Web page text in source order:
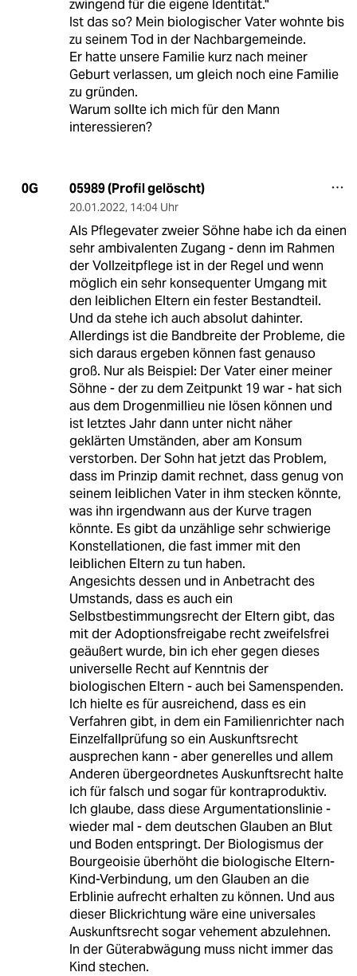
zwingend für die eigene Identität."
Ist das so? Mein biologischer Vater wohnte bis
zu seinem Tod in der Nachbargemeinde.
Er hatte unsere Familie kurz nach meiner
Geburt verlassen, um gleich noch eine Familie
zu gründen.
Warum sollte ich mich für den Mann
interessieren?
0G 05989 (Profil gelöscht)
20.01.2022, 14:04 Uhr
Als Pflegevater zweier Söhne habe ich da einen
sehr ambivalenten Zugang - denn im Rahmen
der Vollzeitpflege ist in der Regel und wenn
möglich ein sehr konsequenter Umgang mit
den leiblichen Eltern ein fester Bestandteil.
Und da stehe ich auch absolut dahinter.
Allerdings ist die Bandbreite der Probleme, die
sich daraus ergeben können fast genauso
groß. Nur als Beispiel: Der Vater einer meiner
Söhne - der zu dem Zeitpunkt 19 war - hat sich
aus dem Drogenmillieu nie lösen können und
ist letztes Jahr dann unter nicht näher
geklärten Umständen, aber am Konsum
verstorben. Der Sohn hat jetzt das Problem,
dass im Prinzip damit rechnet, dass genug von
seinem leiblichen Vater in ihm stecken könnte,
was ihn irgendwann aus der Kurve tragen
könnte. Es gibt da unzählige sehr schwierige
Konstellationen, die fast immer mit den
leiblichen Eltern zu tun haben.
Angesichts dessen und in Anbetracht des
Umstands, dass es auch ein
Selbstbestimmungsrecht der Eltern gibt, das
mit der Adoptionsfreigabe recht zweifelsfrei
geäußert wurde, bin ich eher gegen dieses
universelle Recht auf Kenntnis der
biologischen Eltern - auch bei Samenspenden.
Ich hielte es für ausreichend, dass es ein
Verfahren gibt, in dem ein Familienrichter nach
Einzelfallprüfung so ein Auskunftsrecht
ausprechen kann - aber generelles und allem
Anderen übergeordnetes Auskunftsrecht halte
ich für falsch und sogar für kontraproduktiv.
Ich glaube, dass diese Argumentationslinie -
wieder mal - dem deutschen Glauben an Blut
und Boden entspringt. Der Biologismus der
Bourgeoisie überhöht die biologische Eltern-
Kind-Verbindung, um den Glauben an die
Erblinie aufrecht erhalten zu können. Und aus
dieser Blickrichtung wäre eine universales
Auskunftsrecht sogar vehement abzulehnen.
In der Güterabwägung muss nicht immer das
Kind stechen.